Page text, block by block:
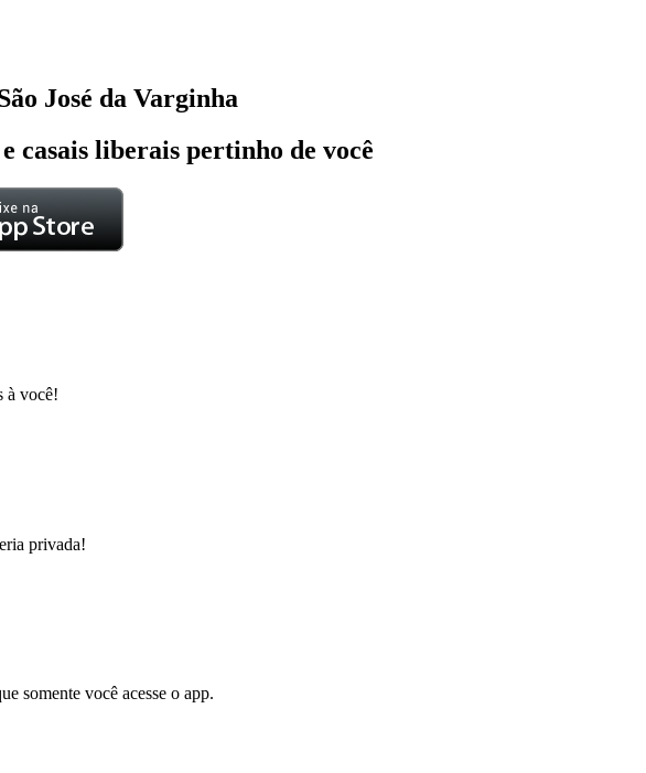
José da Varginha
casais liberais pertinho de você
à você!
privada!
somente você acesse o app.